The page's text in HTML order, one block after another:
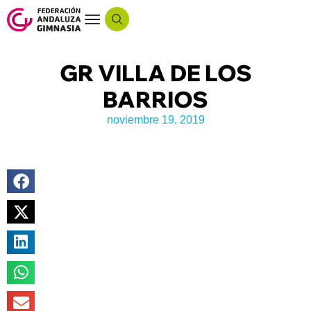
GR VILLA DE LOS
BARRIOS
noviembre 19, 2019